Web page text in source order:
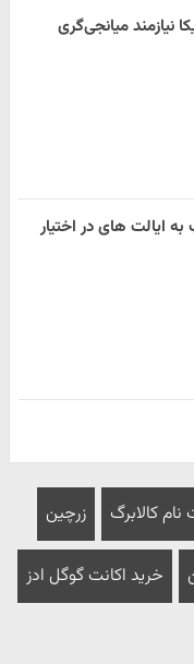
نیازمند میانجی‌گری
ایالت های در اختیار
نام کالابرگ زرچین
خرید اکانت گوگل ادز